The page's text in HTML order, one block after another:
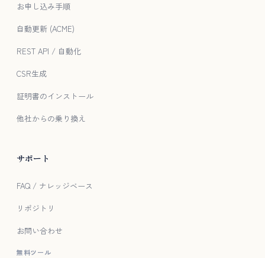
お申し込み手順
自動更新 (ACME)
REST API / 自動化
CSR生成
証明書のインストール
他社からの乗り換え
サポート
FAQ / ナレッジベース
リポジトリ
お問い合わせ
無料ツール